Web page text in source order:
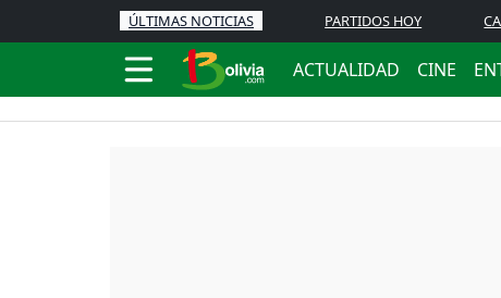
ÚLTIMAS NOTICIAS PARTIDOS HOY
ACTUALIDAD CINE